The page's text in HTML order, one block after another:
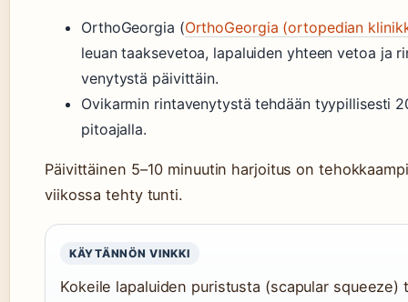
OrthoGeorgia (OrthoGeorgia (ortopedian
leuan taaksevetoa, lapaluiden yhteen vetoa ja
venytystä päivittäin.
Ovikarmin rintavenytystä tehdään tyypillisesti
pitoajalla.
Päivittäinen 5–10 minuutin harjoitus on
viikossa tehty tunti.
KÄYTÄNNÖN VINKKI
Kokeile lapaluiden puristusta (scapular squeeze)